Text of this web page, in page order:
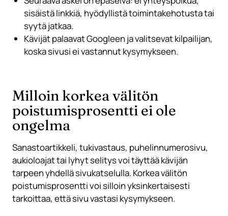
sisäistä linkkiä, hyödyllistä toimintakehotusta tai
syytä jatkaa.
Kävijät palaavat Googleen ja valitsevat kilpailijan,
koska sivusi ei vastannut kysymykseen.
Milloin korkea välitön
poistumisprosentti ei ole
ongelma
Sanastoartikkeli, tukivastaus, puhelinnumerosivu,
aukioloajat tai lyhyt selitys voi täyttää kävijän
tarpeen yhdellä sivukatselulla. Korkea välitön
poistumisprosentti voi silloin yksinkertaisesti
tarkoittaa, että sivu vastasi kysymykseen.